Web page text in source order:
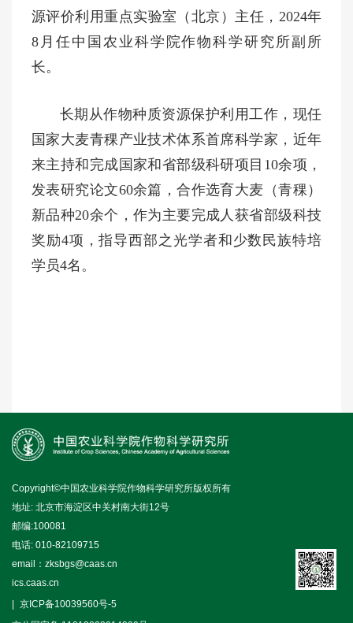
源评价利用重点实验室（北京）主任，2024年
8月任中国农业科学院作物科学研究所副所
长。
长期从作物种质资源保护利用工作，现任
国家大麦青稞产业技术体系首席科学家，近年
来主持和完成国家和省部级科研项目10余项，
发表研究论文60余篇，合作选育大麦（青稞）
新品种20余个，作为主要完成人获省部级科技
奖励4项，指导西部之光学者和少数民族特培
学员4名。
Copyright©中国农业科学院作物科学研究所版权所有
地址: 北京市海淀区中关村南大街12号
邮编:100081
电话: 010-82109715
email：zksbgs@caas.cn
ics.caas.cn
京ICP备10039560号-5